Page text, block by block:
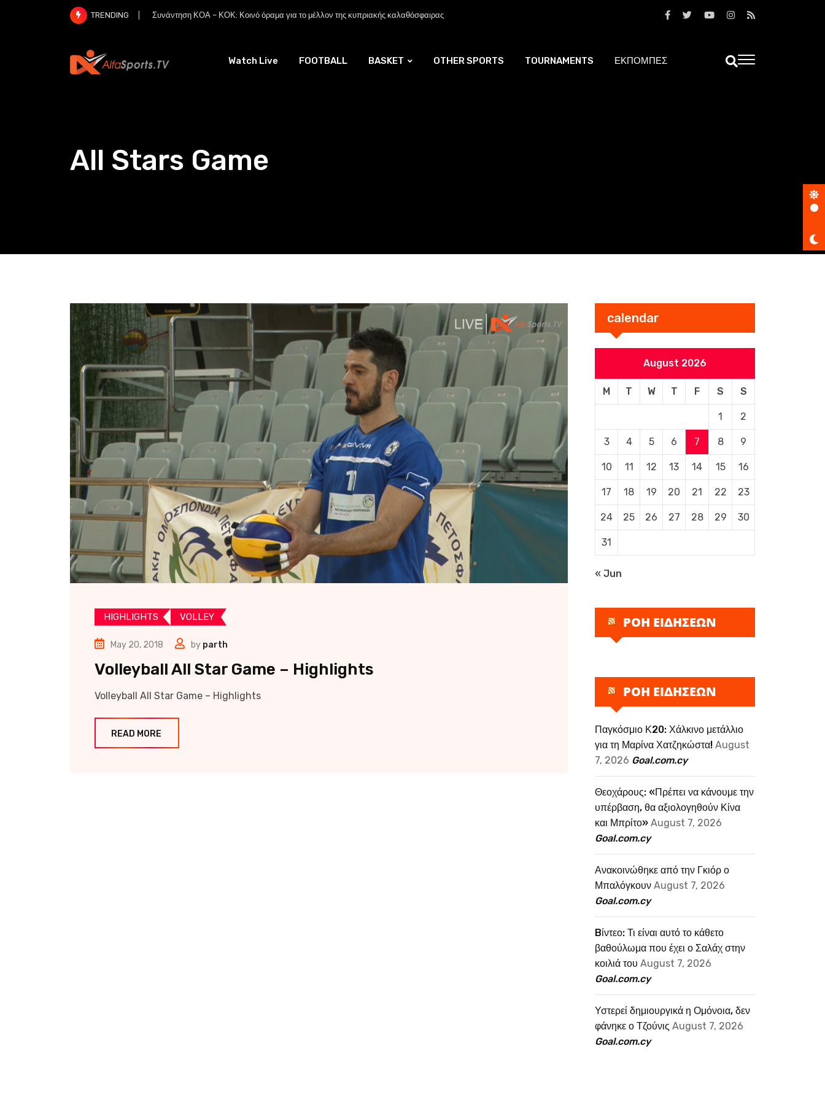
TRENDING Συνάντηση ΚΟΑ – ΚΟΚ: Κοινό όραμα για το μέλλον της κυπριακής καλαθόσφαιρας
Watch Live FOOTBALL BASKET OTHER SPORTS TOURNAMENTS ΕΚΠΟΜΠΕΣ
All Stars Game
HIGHLIGHTS VOLLEY
May 20, 2018 by parth
Volleyball All Star Game – Highlights
Volleyball All Star Game – Highlights
READ MORE
calendar
August 2026
M T W T F S S
1 2
3 4 5 6 7 8 9
10 11 12 13 14 15 16
17 18 19 20 21 22 23
24 25 26 27 28 29 30
31
« Jun
ΡΟΗ ΕΙΔΗΣΕΩΝ
ΡΟΗ ΕΙΔΗΣΕΩΝ
Παγκόσμιο Κ20: Χάλκινο μετάλλιο
για τη Μαρίνα Χατζηκώστα! August
7, 2026 Goal.com.cy
Θεοχάρους: «Πρέπει να κάνουμε την
υπέρβαση, θα αξιολογηθούν Κίνα
και Μπρίτο» August 7, 2026
Goal.com.cy
Ανακοινώθηκε από την Γκιόρ ο
Μπαλόγκουν August 7, 2026
Goal.com.cy
Bίντεο: Τι είναι αυτό το κάθετο
βαθούλωμα που έχει ο Σαλάχ στην
κοιλιά του August 7, 2026
Goal.com.cy
Υστερεί δημιουργικά η Ομόνοια, δεν
φάνηκε ο Τζούνις August 7, 2026
Goal.com.cy